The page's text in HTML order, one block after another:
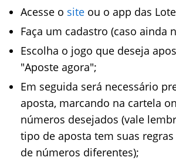
Acesse o site ou o app das
Faça um cadastro (caso ainda
Escolha o jogo que deseja
"Aposte agora";
Em seguida será necessário
aposta, marcando na cartela
números desejados (vale
tipo de aposta tem suas
de números diferentes);